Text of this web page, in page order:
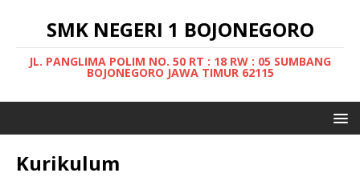
SMK NEGERI 1 BOJONEGORO
JL. PANGLIMA POLIM NO. 50 RT : 18 RW : 05 SUMBANG
BOJONEGORO JAWA TIMUR 62115
Kurikulum